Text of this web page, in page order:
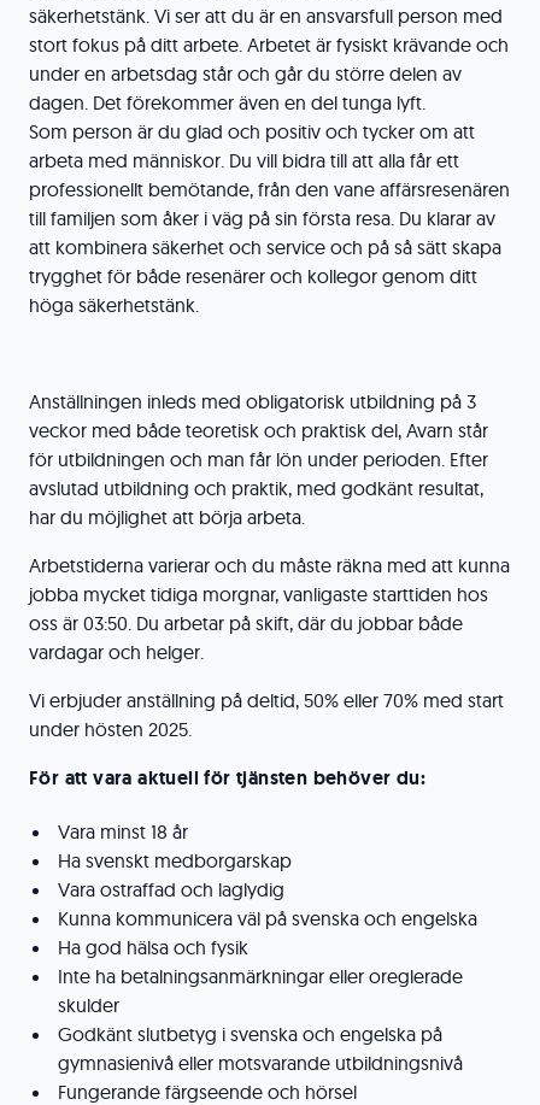
säkerhetstänk. Vi ser att du är en ansvarsfull person med
stort fokus på ditt arbete. Arbetet är fysiskt krävande och
under en arbetsdag står och går du större delen av
dagen. Det förekommer även en del tunga lyft.
Som person är du glad och positiv och tycker om att
arbeta med människor. Du vill bidra till att alla får ett
professionellt bemötande, från den vane affärsresenären
till familjen som åker i väg på sin första resa. Du klarar av
att kombinera säkerhet och service och på så sätt skapa
trygghet för både resenärer och kollegor genom ditt
höga säkerhetstänk.
Anställningen inleds med obligatorisk utbildning på 3
veckor med både teoretisk och praktisk del, Avarn står
för utbildningen och man får lön under perioden. Efter
avslutad utbildning och praktik, med godkänt resultat,
har du möjlighet att börja arbeta.
Arbetstiderna varierar och du måste räkna med att kunna
jobba mycket tidiga morgnar, vanligaste starttiden hos
oss är 03:50. Du arbetar på skift, där du jobbar både
vardagar och helger.
Vi erbjuder anställning på deltid, 50% eller 70% med start
under hösten 2025.
För att vara aktuell för tjänsten behöver du:
Vara minst 18 år
Ha svenskt medborgarskap
Vara ostraffad och laglydig
Kunna kommunicera väl på svenska och engelska
Ha god hälsa och fysik
Inte ha betalningsanmärkningar eller oreglerade
skulder
Godkänt slutbetyg i svenska och engelska på
gymnasienivå eller motsvarande utbildningsnivå
Fungerande färgseende och hörsel